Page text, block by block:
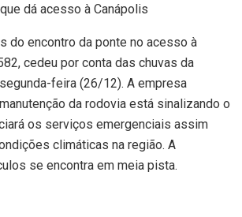
dá acesso à Canápolis
do encontro da ponte no acesso à
cedeu por conta das chuvas da
feira (26/12). A empresa
da rodovia está sinalizando o
os serviços emergenciais assim
climáticas na região. A
se encontra em meia pista.